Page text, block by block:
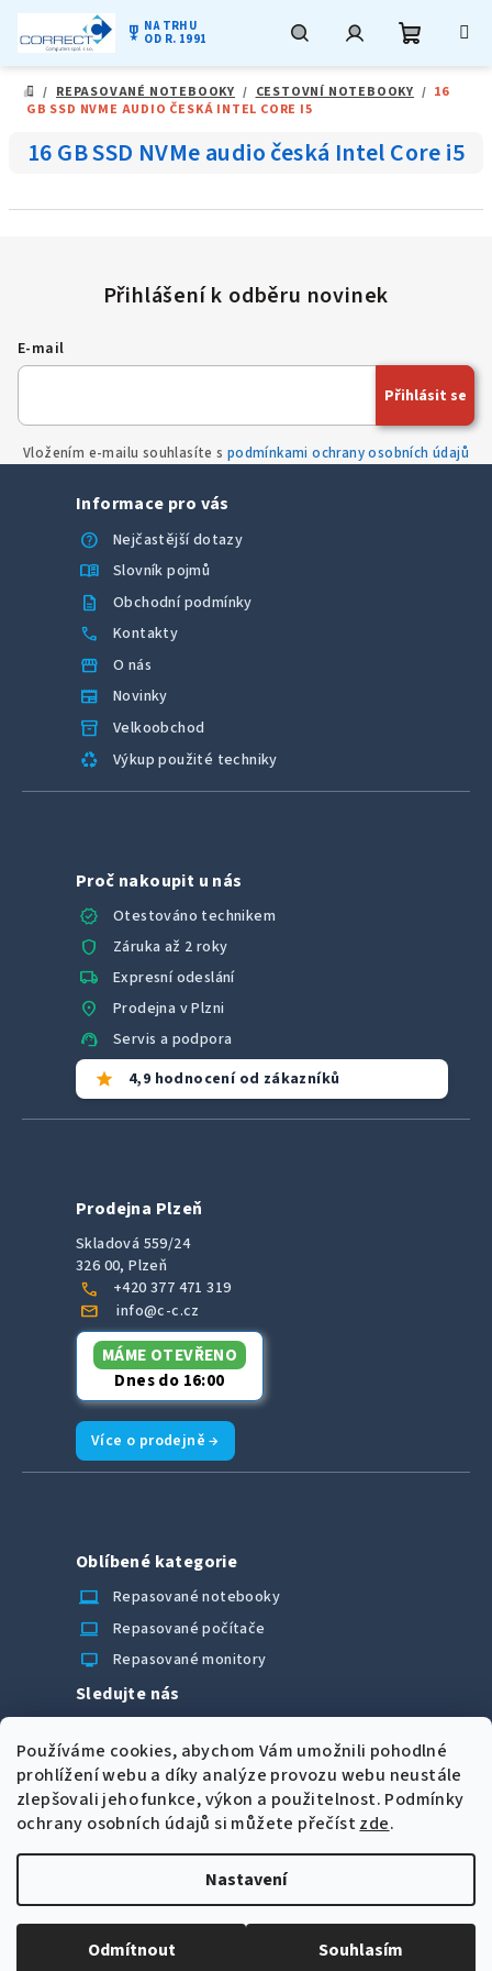
Používáme cookies, abychom Vám umožnili pohodlné
prohlížení webu a díky analýze provozu webu neustále
zlepšovali jeho funkce, výkon a použitelnost. Podmínky
ochrany osobních údajů si můžete přečíst zde.
Nastavení
Odmítnout Souhlasím
obsah
military_tech NA TRHU
OD R. 1991
DOMŮ
/ REPASOVANÉ NOTEBOOKY / CESTOVNÍ NOTEBOOKY / 16
GB SSD NVME AUDIO ČESKÁ INTEL CORE I5
16 GB SSD NVMe audio česká Intel Core i5
E-mail
Vložením e-mailu souhlasíte s podmínkami ochrany osobních údajů
Přihlásit se
Informace pro vás
help
Nejčastější dotazy
menu_book Slovník pojmů
description Obchodní podmínky
call Kontakty
storefront O nás
newspaper Novinky
inventory_2 Velkoobchod
recycling Výkup použité techniky
Proč nakoupit u nás
verified
Otestováno technikem
shield Záruka až 2 roky
local_shipping Expresní odeslání
location_on Prodejna v Plzni
support_agent Servis a podpora
star 4,9 hodnocení od zákazníků
Prodejna Plzeň
Skladová 559/24
326 00, Plzeň
call +420 377 471 319
mail info@c-c.cz
MÁME OTEVŘENO
Dnes do 16:00
Více o prodejně →
Oblíbené kategorie
laptop_chromebook
Repasované notebooky
computer Repasované počítače
monitor Repasované monitory
Sledujte nás
Možnosti úhrady
Upravit nastavení cookies